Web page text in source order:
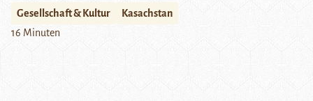
Gesellschaft & Kultur
Kasachstan
16 Minuten